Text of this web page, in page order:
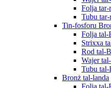
Folja tar-
Tubu
Tin-fosforu
Folja tal-
Strixxa
Rod tal-
Wajer
Tubu tal-
Bronż tal-landa
Folja tal-